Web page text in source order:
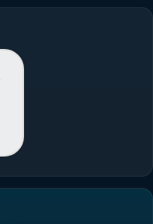
تسمه تایم باید با توجه
هزار کیلومتر است و
متفاوت است. و به این
بالا گفته شد کاهش می